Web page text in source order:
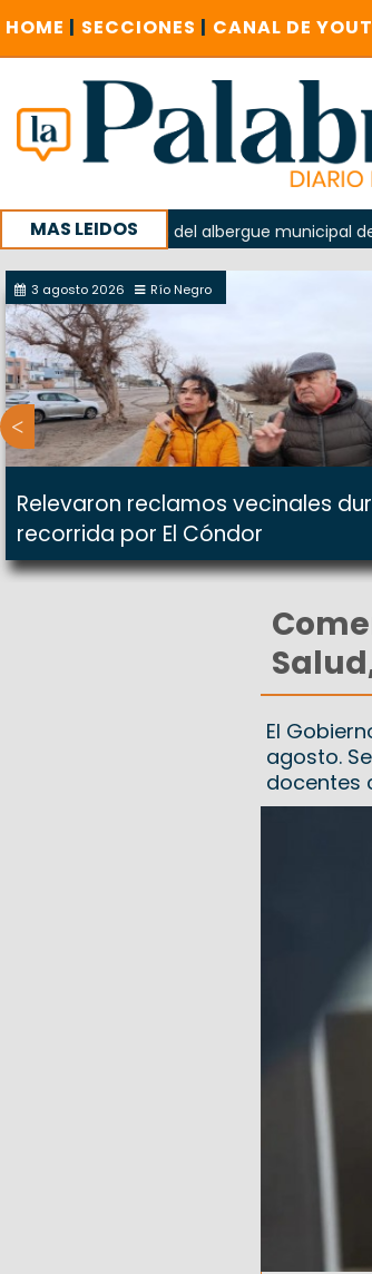
HOME | SECCIONES | CANAL DE
MAS LEIDOS
explosión del albergue municipal de Viedma
con un encuentro provincial en Roca
3 agosto 2026 Río Negro
Relevaron reclamos vecinales
recorrida por El Cóndor
El
agosto.
docentes